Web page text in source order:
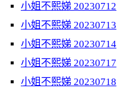
小姐不熙娣 20230712
小姐不熙娣 20230713
小姐不熙娣 20230714
小姐不熙娣 20230717
小姐不熙娣 20230718